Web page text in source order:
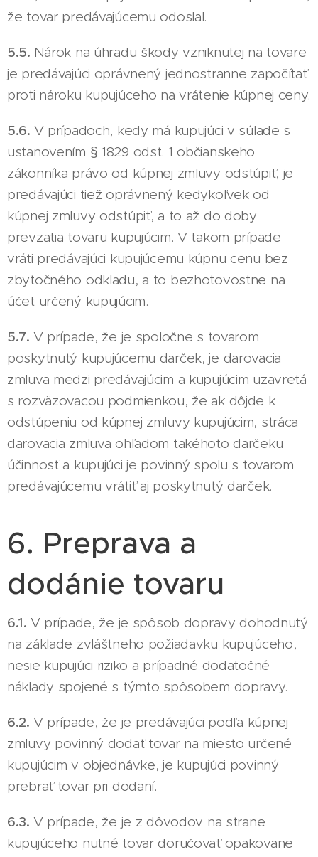
že tovar predávajúcemu odoslal.
5.5. Nárok na úhradu škody vzniknutej na tovare
je predávajúci oprávnený jednostranne započítať
proti nároku kupujúceho na vrátenie kúpnej ceny.
5.6. V prípadoch, kedy má kupujúci v súlade s
ustanovením § 1829 odst. 1 občianskeho
zákonníka právo od kúpnej zmluvy odstúpiť, je
predávajúci tiež oprávnený kedykoľvek od
kúpnej zmluvy odstúpiť, a to až do doby
prevzatia tovaru kupujúcim. V takom prípade
vráti predávajúci kupujúcemu kúpnu cenu bez
zbytočného odkladu, a to bezhotovostne na
účet určený kupujúcim.
5.7. V prípade, že je spoločne s tovarom
poskytnutý kupujúcemu darček, je darovacia
zmluva medzi predávajúcim a kupujúcim uzavretá
s rozväzovacou podmienkou, že ak dôjde k
odstúpeniu od kúpnej zmluvy kupujúcim, stráca
darovacia zmluva ohľadom takéhoto darčeku
účinnosť a kupujúci je povinný spolu s tovarom
predávajúcemu vrátiť aj poskytnutý darček.
6. Preprava a
dodánie tovaru
6.1. V prípade, že je spôsob dopravy dohodnutý
na základe zvláštneho požiadavku kupujúceho,
nesie kupujúci riziko a prípadné dodatočné
náklady spojené s týmto spôsobem dopravy.
6.2. V prípade, že je predávajúci podľa kúpnej
zmluvy povinný dodať tovar na miesto určené
kupujúcim v objednávke, je kupujúci povinný
prebrať tovar pri dodaní.
6.3. V prípade, že je z dôvodov na strane
kupujúceho nutné tovar doručovať opakovane